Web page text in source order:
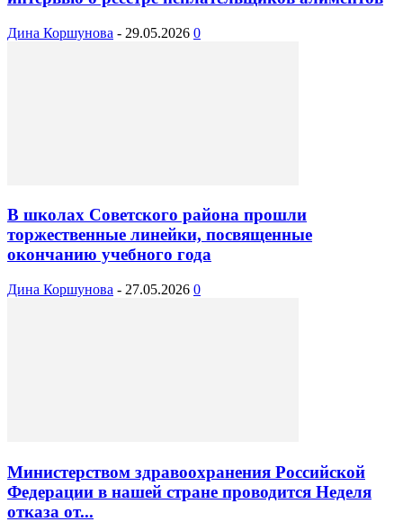
Дина Коршунова - 29.05.2026 0
В школах Советского района прошли
торжественные линейки, посвященные
окончанию учебного года
Дина Коршунова - 27.05.2026 0
Министерством здравоохранения Российской
Федерации в нашей стране проводится Неделя
отказа от...